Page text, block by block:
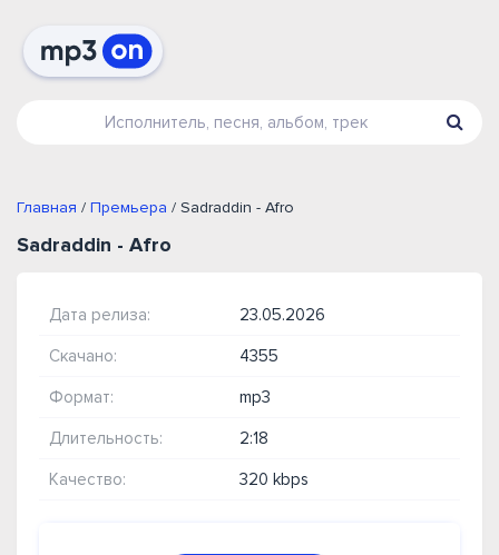
Главная / Премьера / Sadraddin - Afro
Sadraddin - Afro
Дата релиза: 23.05.2026
Скачано: 4355
Формат: mp3
Длительность: 2:18
Качество: 320 kbps